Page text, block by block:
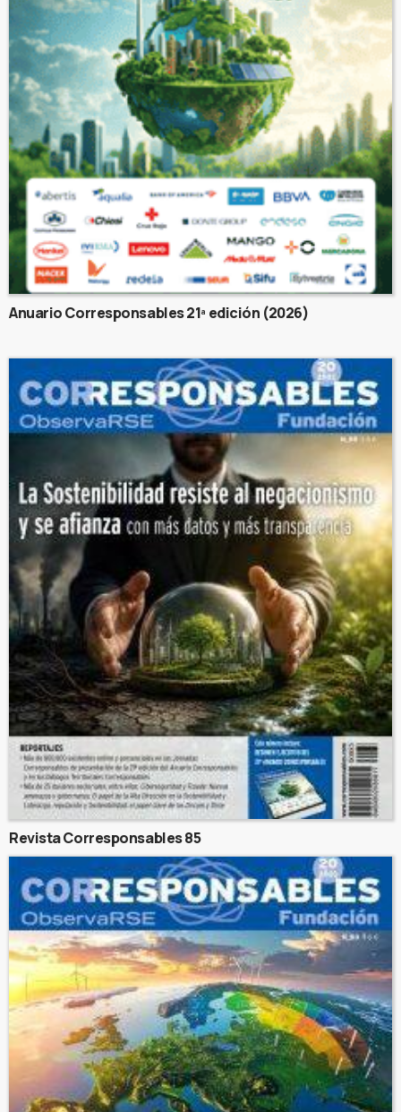
Anuario Corresponsables 21ª edición (2026)
Revista Corresponsables 85